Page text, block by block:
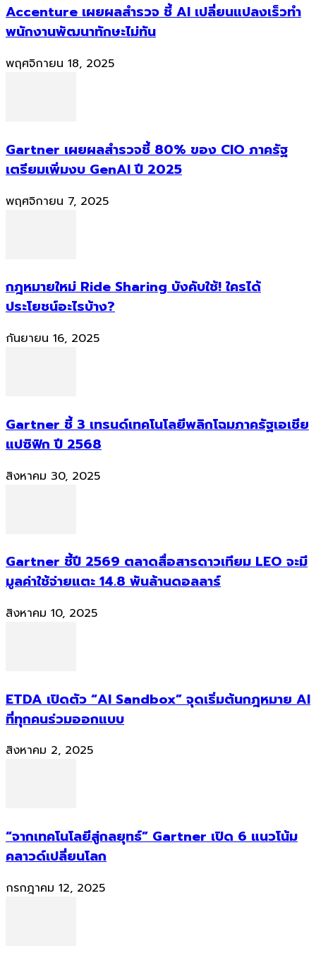
Accenture เผยผลสำรวจ ชี้ AI เปลี่ยนแปลงเร็วทำ
พนักงานพัฒนาทักษะไม่ทัน
พฤศจิกายน 18, 2025
Gartner เผยผลสำรวจชี้ 80% ของ CIO ภาครัฐ
เตรียมเพิ่มงบ GenAI ปี 2025
พฤศจิกายน 7, 2025
กฎหมายใหม่ Ride Sharing บังคับใช้! ใครได้
ประโยชน์อะไรบ้าง?
กันยายน 16, 2025
Gartner ชี้ 3 เทรนด์เทคโนโลยีพลิกโฉมภาครัฐเอเชีย
แปซิฟิก ปี 2568
สิงหาคม 30, 2025
Gartner ชี้ปี 2569 ตลาดสื่อสารดาวเทียม LEO จะมี
มูลค่าใช้จ่ายแตะ 14.8 พันล้านดอลลาร์
สิงหาคม 10, 2025
ETDA เปิดตัว “AI Sandbox” จุดเริ่มต้นกฎหมาย AI
ที่ทุกคนร่วมออกแบบ
สิงหาคม 2, 2025
“จากเทคโนโลยีสู่กลยุทธ์” Gartner เปิด 6 แนวโน้ม
คลาวด์เปลี่ยนโลก
กรกฎาคม 12, 2025